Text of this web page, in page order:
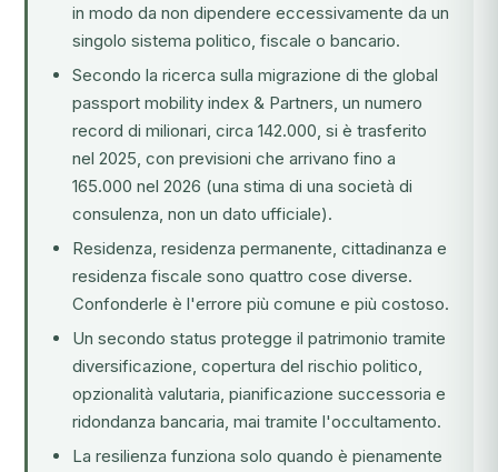
in modo da non dipendere eccessivamente da un
singolo sistema politico, fiscale o bancario.
Secondo la ricerca sulla migrazione di the global
passport mobility index & Partners, un numero
record di milionari, circa 142.000, si è trasferito
nel 2025, con previsioni che arrivano fino a
165.000 nel 2026 (una stima di una società di
consulenza, non un dato ufficiale).
Residenza, residenza permanente, cittadinanza e
residenza fiscale sono quattro cose diverse.
Confonderle è l'errore più comune e più costoso.
Un secondo status protegge il patrimonio tramite
diversificazione, copertura del rischio politico,
opzionalità valutaria, pianificazione successoria e
ridondanza bancaria, mai tramite l'occultamento.
La resilienza funziona solo quando è pienamente